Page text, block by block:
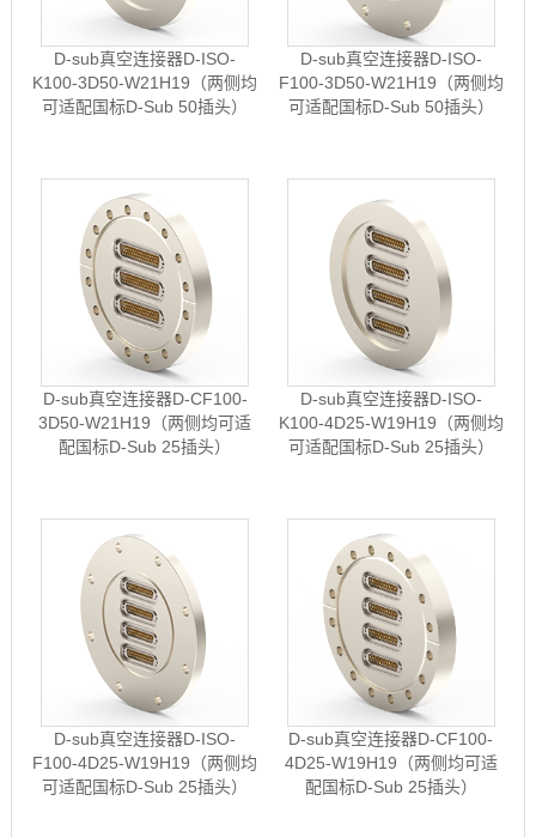
D-sub真空连接器D-ISO-
K100-3D50-W21H19（两侧均
可适配国标D-Sub 50插头）
D-sub真空连接器D-ISO-
F100-3D50-W21H19（两侧均
可适配国标D-Sub 50插头）
D-sub真空连接器D-CF100-
3D50-W21H19（两侧均可适
配国标D-Sub 25插头）
D-sub真空连接器D-ISO-
K100-4D25-W19H19（两侧均
可适配国标D-Sub 25插头）
D-sub真空连接器D-ISO-
F100-4D25-W19H19（两侧均
可适配国标D-Sub 25插头）
D-sub真空连接器D-CF100-
4D25-W19H19（两侧均可适
配国标D-Sub 25插头）